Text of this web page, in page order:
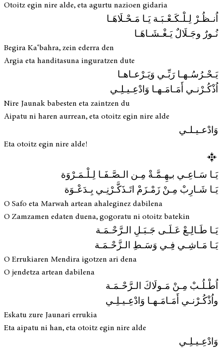
Otoitz egin nire alde, eta agurtu nazioen gidaria
اُنـظُـرْ لِـلْـكَـعْـبَـة يَـا مَـحْـلَاهَـا
نُـورٌ وجَـلَالٌ يَـغْـشَـاهَـا
Begira Ka‘bahra, zein ederra den
Argia eta handitasuna inguratzen dute
يَـحْـرُسُـهـا رَبِّـي وَيَـرْعـاهـا
اُذْكُـرْنـي أَمَـامَـهـا وَادْعِـيـلِـي
Nire Jaunak babesten eta zaintzen du
Aipatu ni haren aurrean, eta otoitz egin nire alde
وَادْعـيـلـي
Eta otoitz egin nire alde!
يَـا سَـاعِـي بـِهِـمَّـةْ مِـن الـصَّـفَـا لِـلْـمَـرْوَة
يَـا شَـارِبْ مِـنْ زَمْـزَمْ اتَـذَكَّـرْنِـي بِـدَعْـوَة
O Safo eta Marwah artean ahaleginez dabilena
O Zamzamen edaten duena, gogoratu ni otoitz batekin
يَـا طَـالِـعْ عَـلَـى جَـبَـلِ الـرَّحْـمَـة
يَـا مَـاشِـي فِـي وَسَـطِ الـزَّحْـمَـة
O Errukiaren Mendira igotzen ari dena
O jendetza artean dabilena
اُطْـلُـبْ مِـنْ مَـولَاكَ الـرَّحْـمَـة
واُذْكُـرْنـي أَمَـامَـهـا وَادْعِـيـلِـي
Eskatu zure Jaunari errukia
Eta aipatu ni han, eta otoitz egin nire alde
وَادْعِـيـلِـي